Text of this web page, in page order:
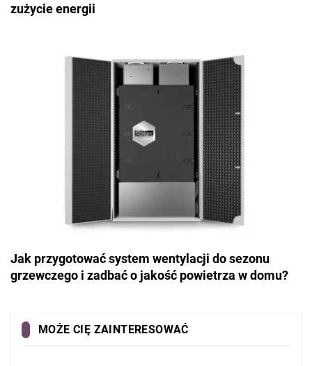
zużycie energii
Jak przygotować system wentylacji do sezonu
grzewczego i zadbać o jakość powietrza w domu?
MOŻE CIĘ ZAINTERESOWAĆ